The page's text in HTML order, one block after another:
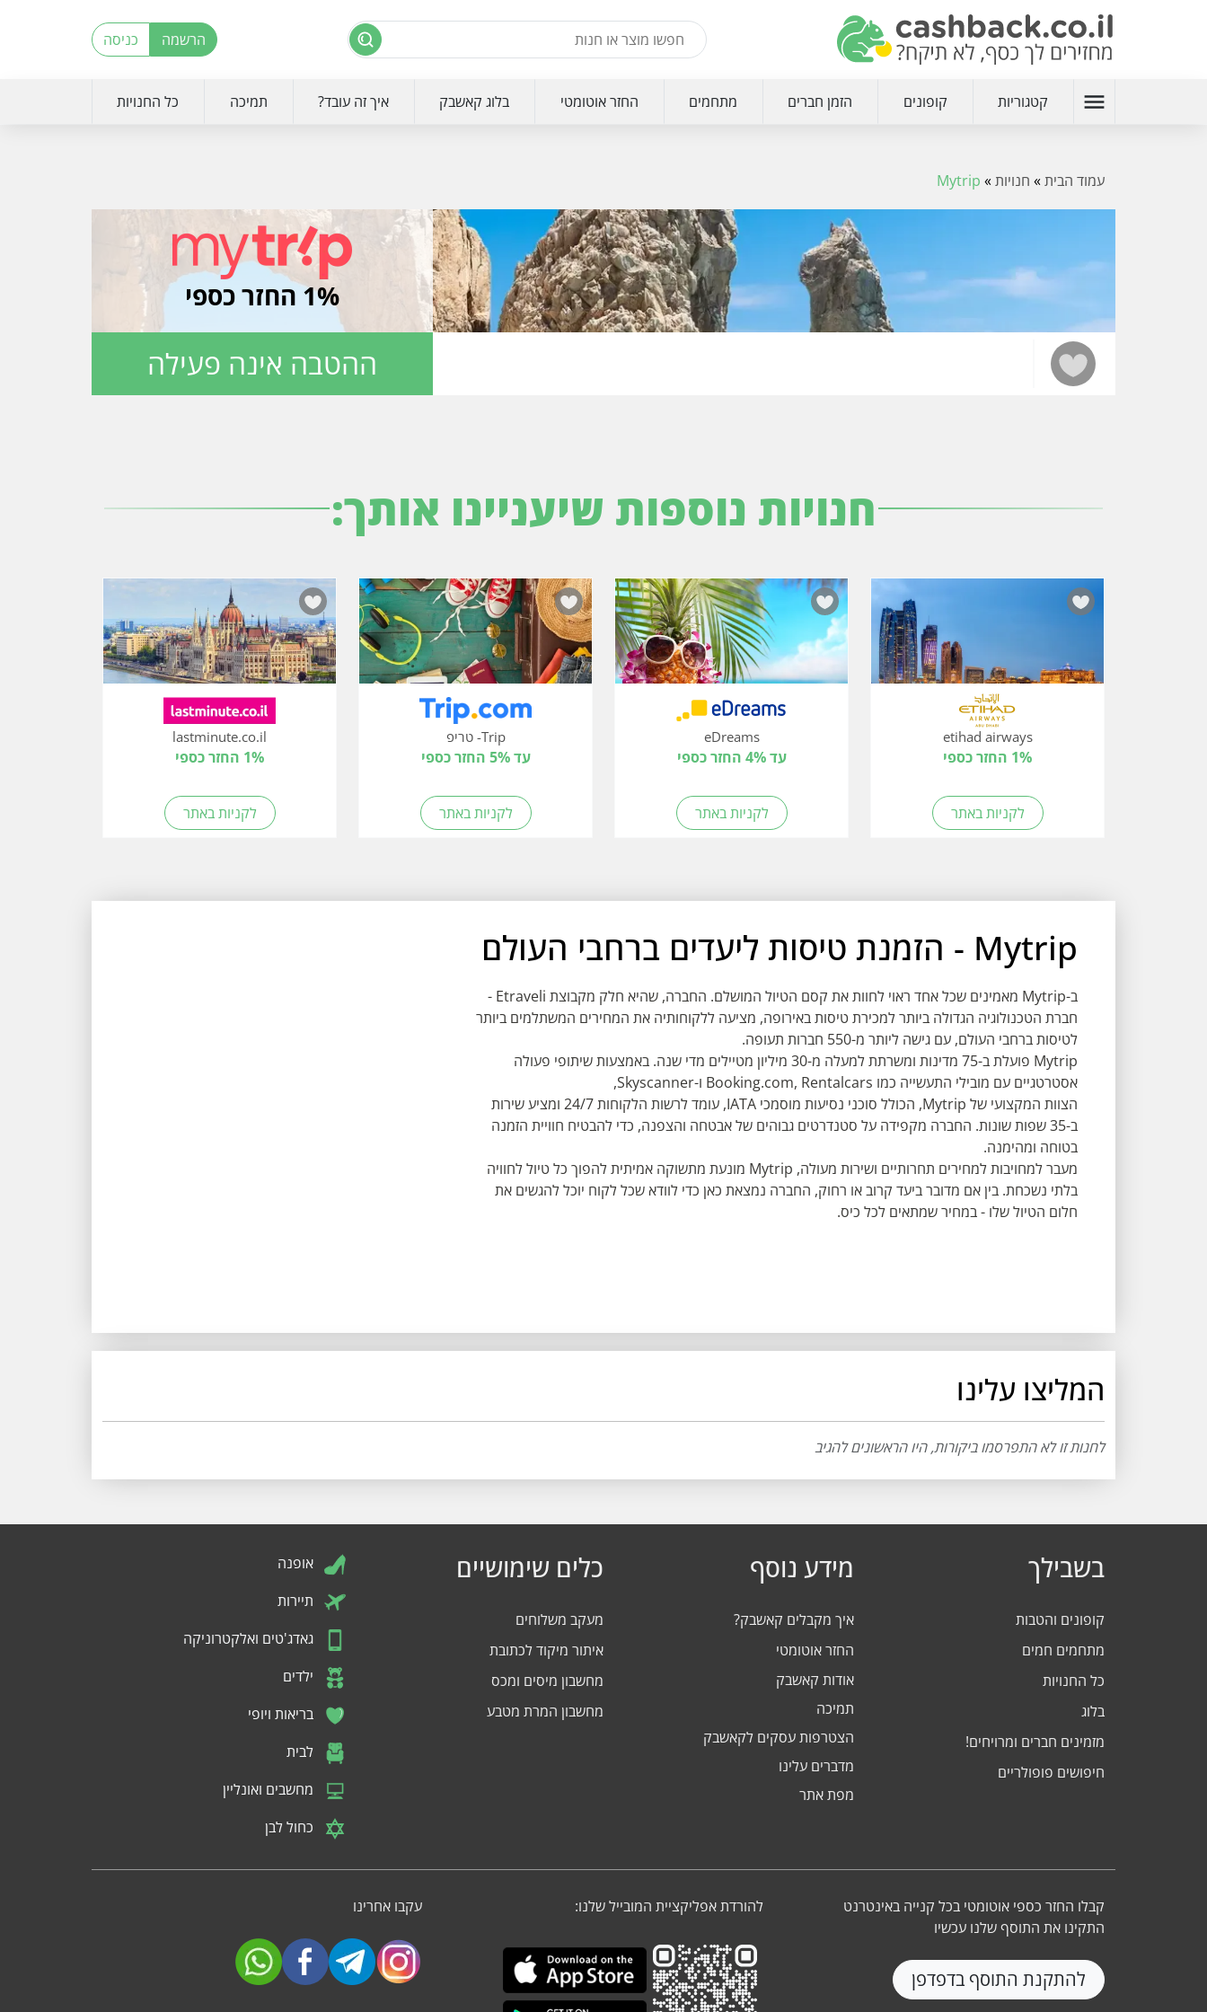
הרשמה כניסה
menu קטגוריות קופונים הזמן חברים מתחמים החזר אוטומטי בלוג קאשבק איך זה עובד? תמיכה כל החנויות
עמוד הבית» חנויות»
Mytrip
1% החזר כספי
ההטבה אינה פעילה
חנויות נוספות שיעניינו אותך:
etihad airways
1% החזר כספי
לקניות באתר
eDreams
עד 4% החזר כספי
לקניות באתר
Trip- טריפ
עד 5% החזר כספי
לקניות באתר
lastminute.co.il
1% החזר כספי
לקניות באתר
Mytrip - הזמנת טיסות ליעדים ברחבי העולם
ב-Mytrip מאמינים שכל אחד ראוי לחוות את קסם הטיול המושלם. החברה, שהיא חלק מקבוצת Etraveli -
חברת הטכנולוגיה הגדולה ביותר למכירת טיסות באירופה, מציעה ללקוחותיה את המחירים המשתלמים ביותר
לטיסות ברחבי העולם, עם גישה ליותר מ-550 חברות תעופה.
Mytrip פועלת ב-75 מדינות ומשרתת למעלה מ-30 מיליון מטיילים מדי שנה. באמצעות שיתופי פעולה
אסטרטגיים עם מובילי התעשייה כמו Booking.com, Rentalcars ו-Skyscanner,
הצוות המקצועי של Mytrip, הכולל סוכני נסיעות מוסמכי IATA, עומד לרשות הלקוחות 24/7 ומציע שירות
ב-35 שפות שונות. החברה מקפידה על סטנדרטים גבוהים של אבטחה והצפנה, כדי להבטיח חוויית הזמנה
בטוחה ומהימנה.
מעבר למחויבות למחירים תחרותיים ושירות מעולה, Mytrip מונעת מתשוקה אמיתית להפוך כל טיול לחוויה
בלתי נשכחת. בין אם מדובר ביעד קרוב או רחוק, החברה נמצאת כאן כדי לוודא שכל לקוח יוכל להגשים את
חלום הטיול שלו - במחיר שמתאים לכל כיס.
המליצו עלינו
לחנות זו לא התפרסמו ביקורות, היו הראשונים להגיב
בשבילך
קופונים והטבות
מתחמים חמים
כל החנויות
בלוג
מזמינים חברים ומרויחים!
חיפושים פופולריים
מידע נוסף
איך מקבלים קאשבק?
החזר אוטומטי
אודות קאשבק
תמיכה
הצטרפות עסקים לקאשבק
מדברים עלינו
מפת אתר
כלים שימושיים
מעקב משלוחים
איתור מיקוד לכתובת
מחשבון מיסים ומכס
מחשבון המרת מטבע
אופנה
תיירות
גאדג'טים ואלקטרוניקה
ילדים
בריאות ויופי
לבית
מחשבים ואונליין
כחול לבן
קבלו החזר כספי אוטומטי בכל קנייה באינטרנט
התקינו את התוסף שלנו עכשיו
להתקנת התוסף בדפדפן
להורדת אפליקציית המובייל שלנו: עקבו אחרינו